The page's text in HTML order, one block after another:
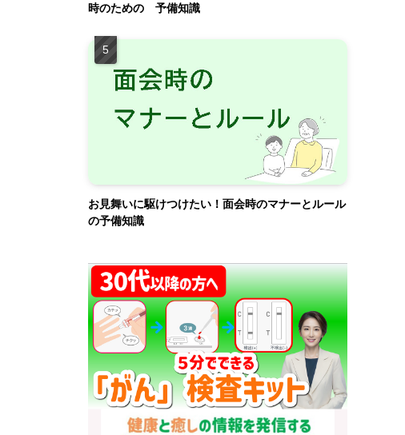
時のための 予備知識
お見舞いに駆けつけたい！面会時のマナーとルール
の予備知識